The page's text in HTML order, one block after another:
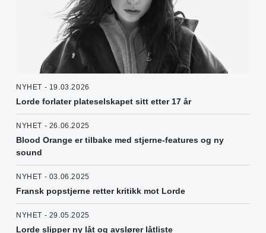
NYHET - 19.03.2026
Lorde forlater plateselskapet sitt etter 17 år
NYHET - 26.06.2025
Blood Orange er tilbake med stjerne-features og ny
sound
NYHET - 03.06.2025
Fransk popstjerne retter kritikk mot Lorde
NYHET - 29.05.2025
Lorde slipper ny låt og avslører låtliste